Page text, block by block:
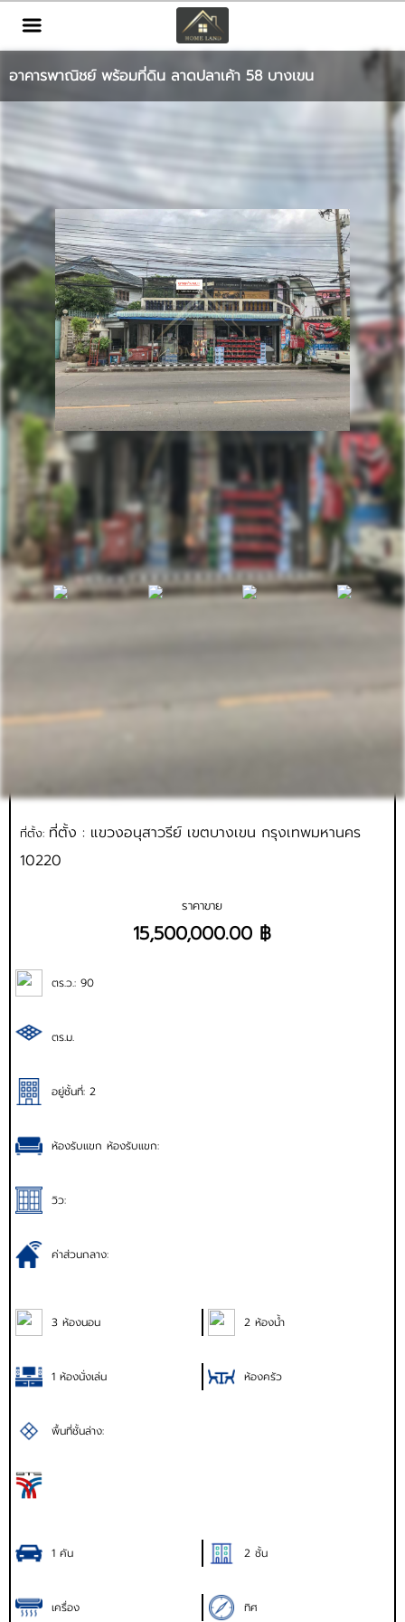
TH
เข้าสู่ระบบ สมัครสมาชิก
หน้าหลัก
ทรัพย์สิน
บริการ
ข่าวสาร
ติดต่อ
เพิ่มเติม
อาคารพาณิชย์ พร้อมที่ดิน ลาดปลาเค้า 58 บางเขน
รหัสทรัพย์
ที่ตั้ง: ที่ตั้ง : แขวงอนุสาวรีย์ เขตบางเขน กรุงเทพมหานคร
10220
ราคาขาย
15,500,000.00 ฿
ตร.ว.: 90
ตร.ม.
อยู่ชั้นที่: 2
ห้องรับแขก ห้องรับแขก:
วิว:
ค่าส่วนกลาง:
3 ห้องนอน 2 ห้องน้ำ
1 ห้องนั่งเล่น ห้องครัว
พื้นที่ชั้นล่าง:
1 คัน 2 ชั้น
เครื่อง ทิศ